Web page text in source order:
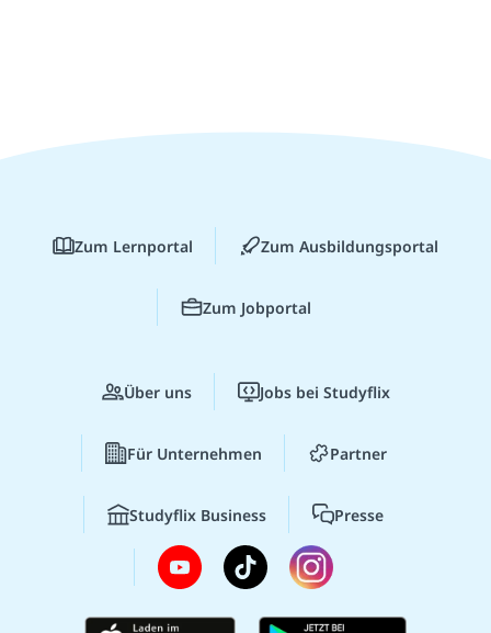
Zum Lernportal Zum Ausbildungsportal
Zum Jobportal
Über uns Jobs bei Studyflix
Für Unternehmen Partner
Studyflix Business Presse